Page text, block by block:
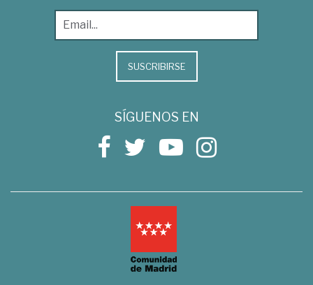
SUSCRIBIRSE
SÍGUENOS EN